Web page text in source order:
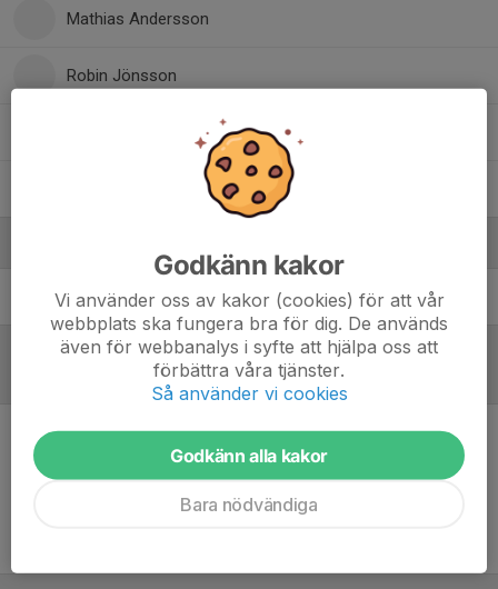
Mathias Andersson
Robin Jönsson
Eimantas PoderisTränare
Inget referat skrivet
Godkänn kakor
Vi använder oss av kakor (cookies) för att vår
webbplats ska fungera bra för dig. De används
även för webbanalys i syfte att hjälpa oss att
förbättra våra tjänster.
Så använder vi cookies
Godkänn alla kakor
Bara nödvändiga